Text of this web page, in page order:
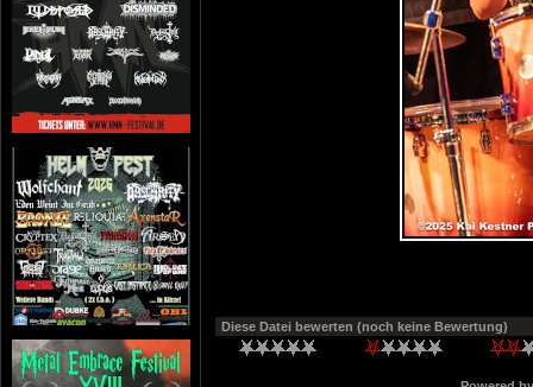
Diese Datei bewerten (noch keine Bewertung)